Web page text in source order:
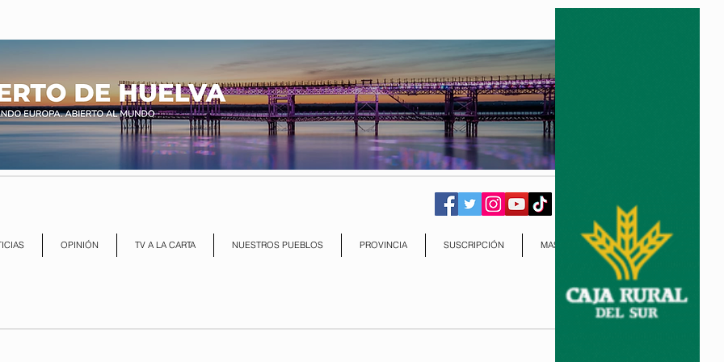
OPINIÓN TV A LA CARTA NUESTROS PUEBLOS PROVINCIA SUSCRIPCIÓN MAS